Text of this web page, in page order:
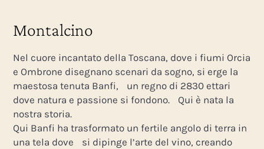
Montalcino
Nel cuore incantato della Toscana, dove i fiumi Orcia
e Ombrone disegnano scenari da sogno, si erge la
maestosa tenuta Banfi, un regno di 2830 ettari
dove natura e passione si fondono. Qui è nata la
nostra storia.
Qui Banfi ha trasformato un fertile angolo di terra in
una tela dove si dipinge l’arte del vino, creando